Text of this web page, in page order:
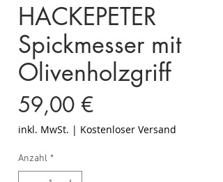
HACKEPETER
Spickmesser mit
Olivenholzgriff
59,00 €Preis
inkl. MwSt. | Kostenloser Versand
Anzahl *